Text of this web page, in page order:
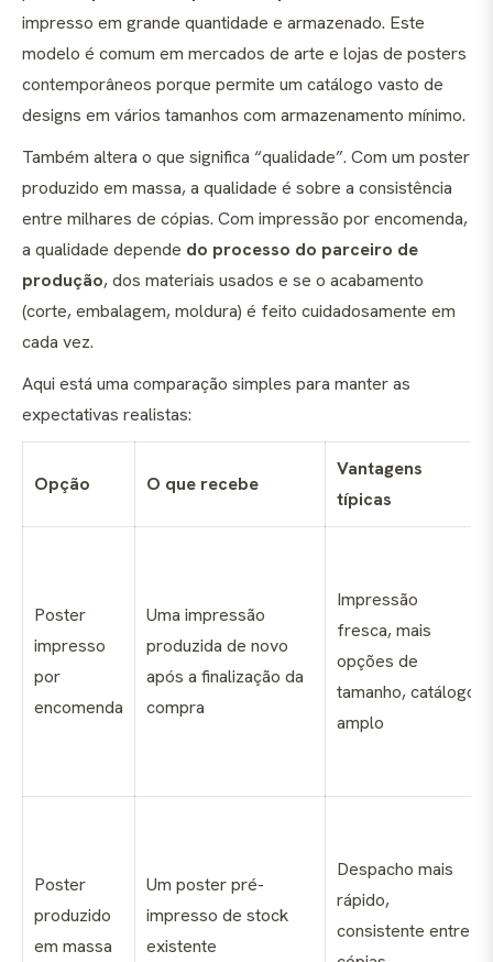
impresso em grande quantidade e armazenado. Este
modelo é comum em mercados de arte e lojas de posters
contemporâneos porque permite um catálogo vasto de
designs em vários tamanhos com armazenamento mínimo.
Também altera o que significa “qualidade”. Com um poster
produzido em massa, a qualidade é sobre a consistência
entre milhares de cópias. Com impressão por encomenda,
a qualidade depende do processo do parceiro de
produção, dos materiais usados e se o acabamento
(corte, embalagem, moldura) é feito cuidadosamente em
cada vez.
Aqui está uma comparação simples para manter as
expectativas realistas:
Opção O que recebe
Vantagens
típicas
Poster
impresso
por
encomenda
Uma impressão
produzida de novo
após a finalização da
compra
Impressão
fresca, mais
opções de
tamanho, catálogo
amplo
Poster
produzido
em massa
Um poster pré-
impresso de stock
existente
Despacho mais
rápido,
consistente entre